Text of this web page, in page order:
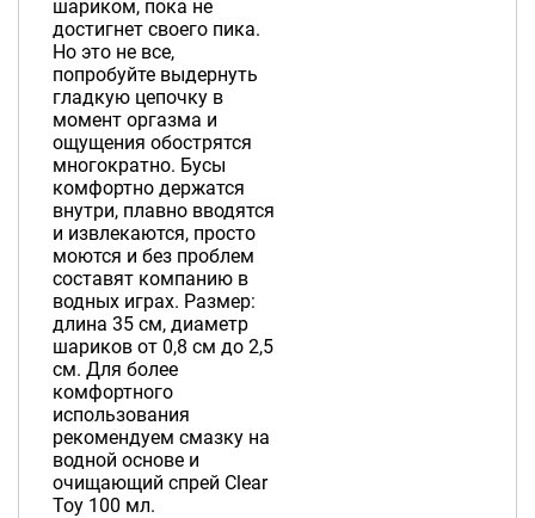
шариком, пока не
достигнет своего пика.
Но это не все,
попробуйте выдернуть
гладкую цепочку в
момент оргазма и
ощущения обострятся
многократно. Бусы
комфортно держатся
внутри, плавно вводятся
и извлекаются, просто
моются и без проблем
составят компанию в
водных играх. Размер:
длина 35 см, диаметр
шариков от 0,8 см до 2,5
см. Для более
комфортного
использования
рекомендуем смазку на
водной основе и
очищающий спрей Clear
Toy 100 мл.